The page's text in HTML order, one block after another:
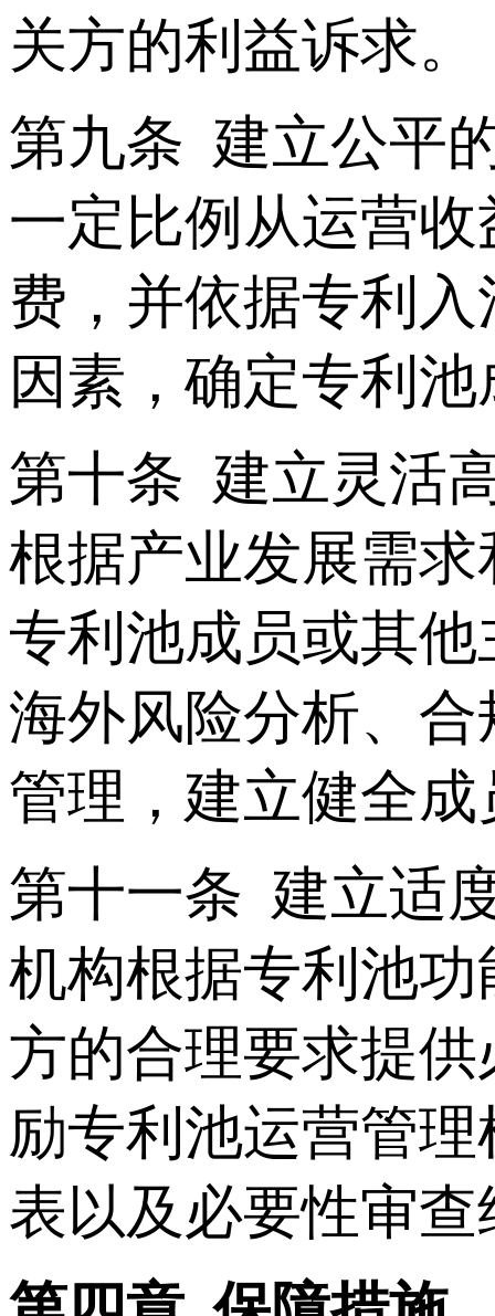
关方的利益诉求。
第九条 建立公平
一定比例从运营
费，并依据专利
因素，确定专利
第十条 建立灵活
根据产业发展需
专利池成员或其
海外风险分析、
管理，建立健全
第十一条 建立适
机构根据专利池
方的合理要求提
励专利池运营管
表以及必要性审